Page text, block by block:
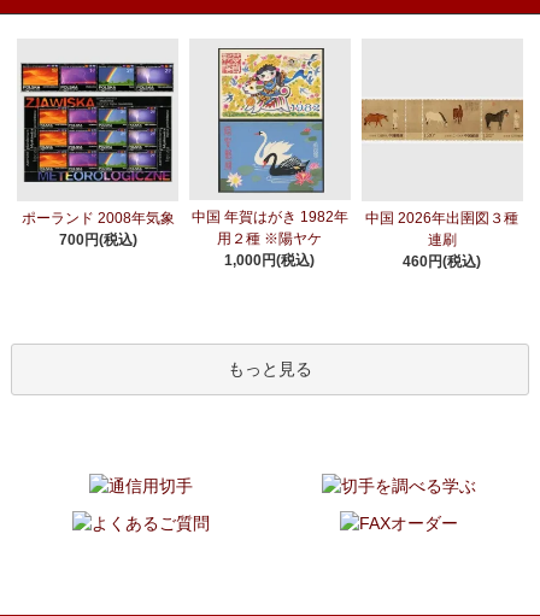
ポーランド 2008年気象
700円(税込)
中国 年賀はがき 1982年
用２種 ※陽ヤケ
1,000円(税込)
中国 2026年出圉図３種
連刷
460円(税込)
もっと見る